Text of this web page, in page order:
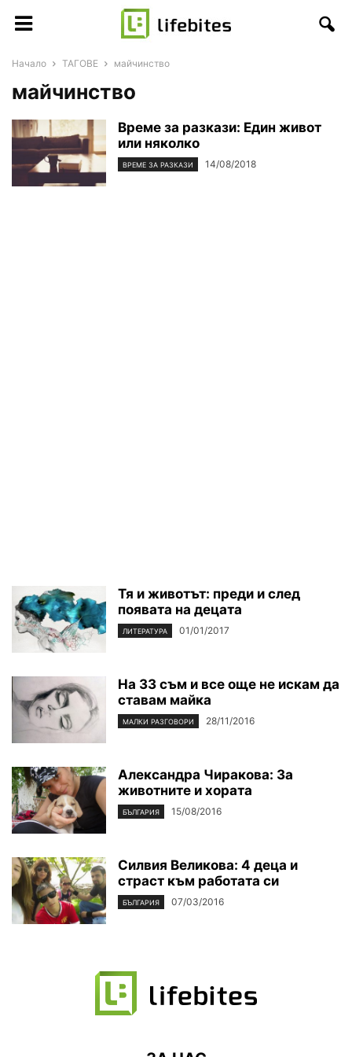
Начало ТАГОВЕ майчинство
майчинство
Време за разкази: Един живот
или няколко
ВРЕМЕ ЗА РАЗКАЗИ 14/08/2018
Тя и животът: преди и след
появата на децата
ЛИТЕРАТУРА 01/01/2017
На 33 съм и все още не искам да
ставам майка
МАЛКИ РАЗГОВОРИ 28/11/2016
Александра Чиракова: За
животните и хората
БЪЛГАРИЯ 15/08/2016
Силвия Великова: 4 деца и
страст към работата си
БЪЛГАРИЯ 07/03/2016